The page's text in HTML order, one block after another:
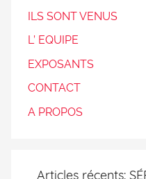
ILS SONT VENUS
L’ EQUIPE
EXPOSANTS
CONTACT
A PROPOS
Articles récents: